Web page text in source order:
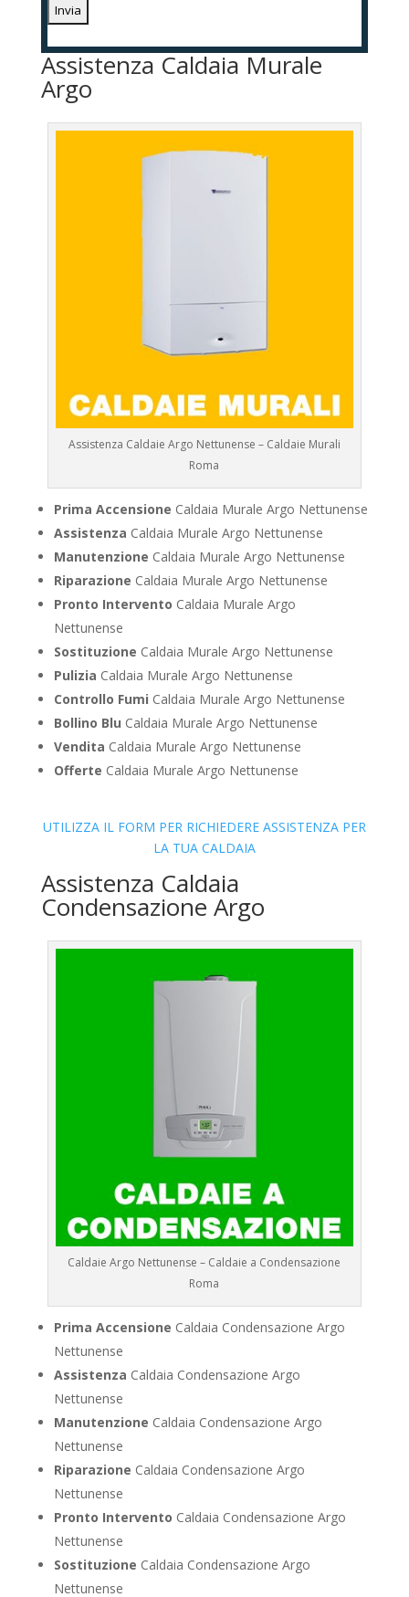
Assistenza Caldaia Murale
Argo
Assistenza Caldaie Argo Nettunense – Caldaie Murali
Roma
Prima Accensione Caldaia Murale Argo Nettunense
Assistenza Caldaia Murale Argo Nettunense
Manutenzione Caldaia Murale Argo Nettunense
Riparazione Caldaia Murale Argo Nettunense
Pronto Intervento Caldaia Murale Argo
Nettunense
Sostituzione Caldaia Murale Argo Nettunense
Pulizia Caldaia Murale Argo Nettunense
Controllo Fumi Caldaia Murale Argo Nettunense
Bollino Blu Caldaia Murale Argo Nettunense
Vendita Caldaia Murale Argo Nettunense
Offerte Caldaia Murale Argo Nettunense
UTILIZZA IL FORM PER RICHIEDERE ASSISTENZA PER
LA TUA CALDAIA
Assistenza Caldaia
Condensazione Argo
Caldaie Argo Nettunense – Caldaie a Condensazione
Roma
Prima Accensione Caldaia Condensazione Argo
Nettunense
Assistenza Caldaia Condensazione Argo
Nettunense
Manutenzione Caldaia Condensazione Argo
Nettunense
Riparazione Caldaia Condensazione Argo
Nettunense
Pronto Intervento Caldaia Condensazione Argo
Nettunense
Sostituzione Caldaia Condensazione Argo
Nettunense